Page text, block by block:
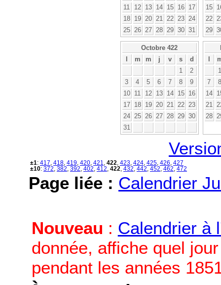
11
12 13 14 15 16
17
18
19 20 21 22 23
24
25
26 27 28 29 30 31
15
22
29
Octobre 422
l
m m j v s
d
1
2
3
4 5 6 7 8
9
10
11 12 13 14 15
16
17
18 19 20 21 22
23
24
25 26 27 28 29 30
31
l
1
7
8
14
21
28
±1: 417 418 419 420 421 422 423 424 425 426 427
±10: 372 382 392 402 412 422 432 442 452 462 472
Page liée : Calendrier
Nouveau : Calendrier à
donnée, affiche quel
pendant les années